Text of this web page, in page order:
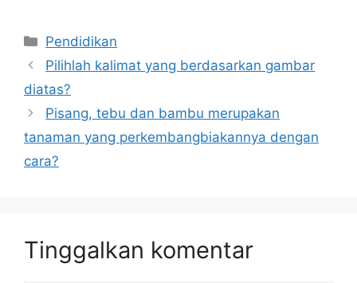
Kategori
Pendidikan
Pilihlah kalimat yang berdasarkan gambar
diatas?
Pisang, tebu dan bambu merupakan
tanaman yang perkembangbiakannya dengan
cara?
Tinggalkan komentar